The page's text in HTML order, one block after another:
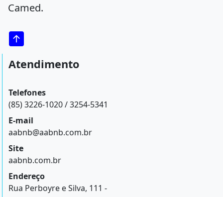
Camed.
Atendimento
Telefones
(85) 3226-1020 / 3254-5341
E-mail
aabnb@aabnb.com.br
Site
aabnb.com.br
Endereço
Rua Perboyre e Silva, 111 -